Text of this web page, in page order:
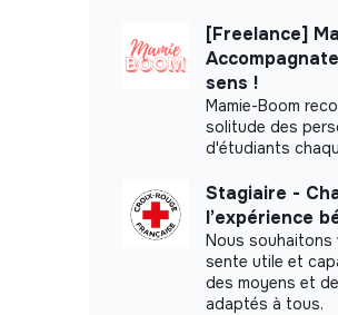
[Freelance]
sens !
Mamie-Boom
solitude des
d'étudiants
Stagiaire -
l’expérience
Nous souhaitons
sente utile et
des moyens et
adaptés à tous.